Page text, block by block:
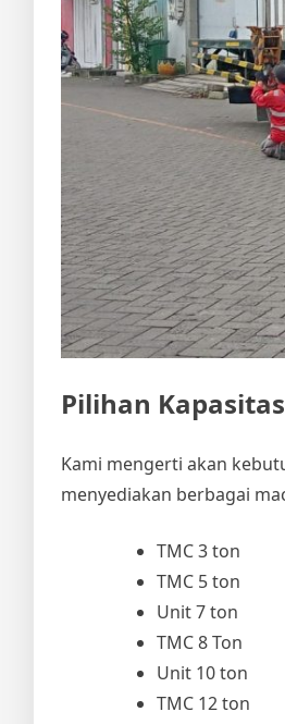
Pilihan
Kami mengerti akan
menyediakan berbagai
TMC 3 ton
TMC 5 ton
Unit 7 ton
TMC 8 Ton
Unit 10 ton
TMC 12 ton